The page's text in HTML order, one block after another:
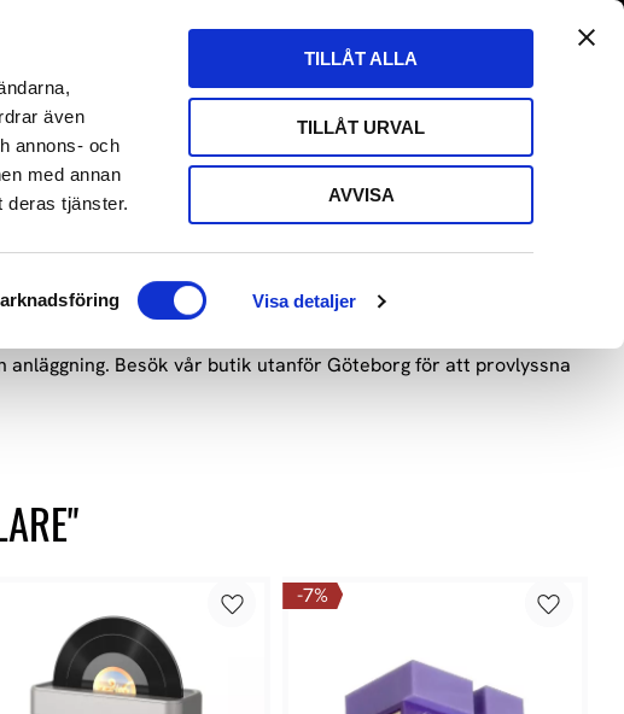
även
annons- och
med annan
deras tjänster.
Visa detaljer
TILLÅT ALLA
TILLÅT URVAL
AVVISA
Favoriter
Kundvagn
HÖGTALARE HIFI HÖRLURAR HIFI KABLAR EVENT
Besök vår butik utanför Göteborg för att provlyssna
7%